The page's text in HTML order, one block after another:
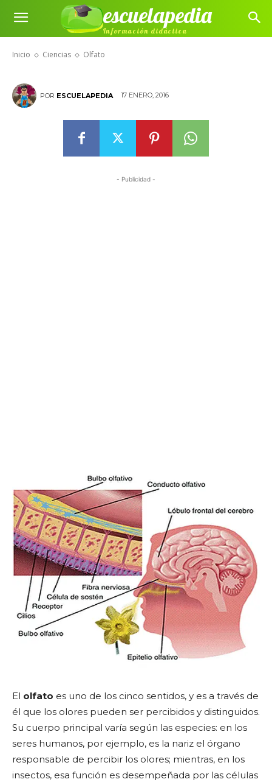
escuelapedia
Información didáctica
Inicio Ciencias Olfato
Olfato
POR ESCUELAPEDIA 17 ENERO, 2016
- Publicidad -
El olfato es uno de los cinco sentidos, y es a través de
él que los olores pueden ser percibidos y distinguidos.
Su cuerpo principal varía según las especies: en los
seres humanos, por ejemplo, es la nariz el órgano
responsable de percibir los olores; mientras, en los
insectos, esa función es desempeñada por las células